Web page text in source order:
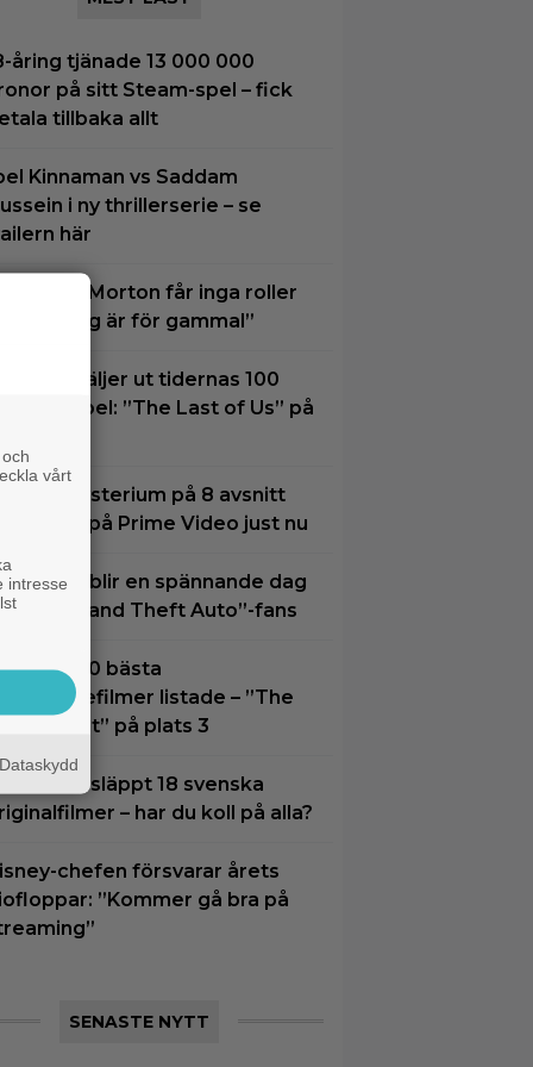
åring tjänade 13 000 000
på sitt Steam-spel – fick
tillbaka allt
Kinnaman vs Saddam
i ny thrillerserie – se
här
Morton får inga roller
”Jag är för gammal”
väljer ut tidernas 100
tv-spel: ”The Last of Us” på
nytt mysterium på 8 avsnitt
succé på Prime Video just nu
augusti blir en spännande dag
alla ”Grand Theft Auto”-fans
30 bästa
listade – ”The
Knight” på plats 3
har släppt 18 svenska
– har du koll på alla?
chefen försvarar årets
”Kommer gå bra på
SENASTE NYTT
vårt
intresse
Dataskydd